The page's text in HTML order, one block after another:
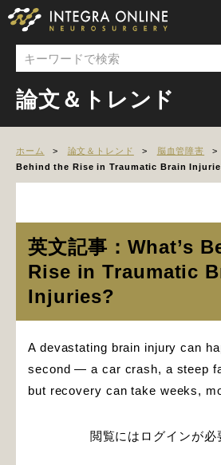
論文＆トレンド
ホーム 論文＆トレンド 脳血管障害
Behind the Rise in Traumatic Brain
英文記事：What’s
Rise in Traumatic
Injuries?
A devastating brain injury can
second — a car crash, a steep
but recovery can take weeks,
閲覧にはログインが必